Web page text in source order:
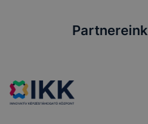
Partnereink